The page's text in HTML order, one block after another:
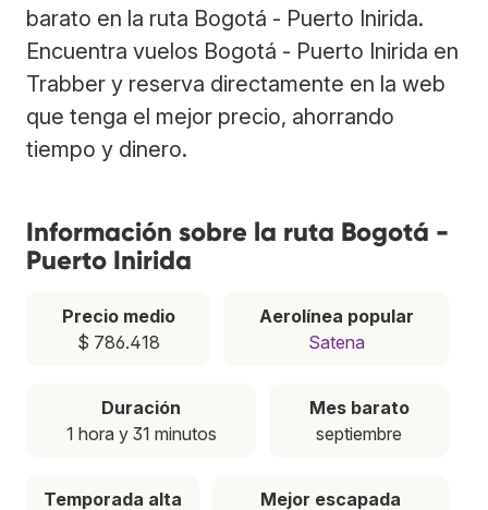
barato en la ruta Bogotá - Puerto Inirida.
Encuentra vuelos Bogotá - Puerto Inirida en
Trabber y reserva directamente en la web
que tenga el mejor precio, ahorrando
tiempo y dinero.
Información sobre la ruta Bogotá -
Puerto Inirida
Precio medio
$ 786.418
Aerolínea popular
Satena
Duración
1 hora y 31 minutos
Mes barato
septiembre
Temporada alta
Mejor escapada